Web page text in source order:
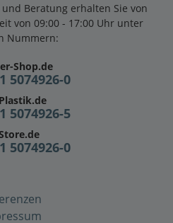
Beratung erhalten Sie von
von 09:00 - 17:00 Uhr unter
Nummern:
Shop.de
5074926-0
5074926-5
5074926-0